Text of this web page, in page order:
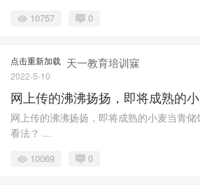
10757 0
点击重新加载 天一教育培训寐
2022-5-10
网上传的沸沸扬扬，即将成熟的
网上传的沸沸扬扬，即将成熟的小麦当青
看法？ ...
10069 0